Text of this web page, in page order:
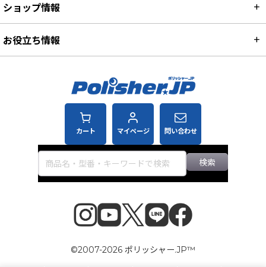
カート マイページ 問い合わせ
検索
ショップ情報
お役立ち情報
©2007-2026 ポリッシャー.JP™